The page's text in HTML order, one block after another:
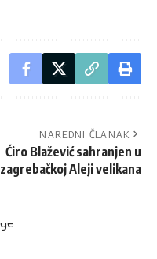
NAREDNI ČLANAK
Ćiro Blažević sahranjen u
zagrebačkoj Aleji velikana